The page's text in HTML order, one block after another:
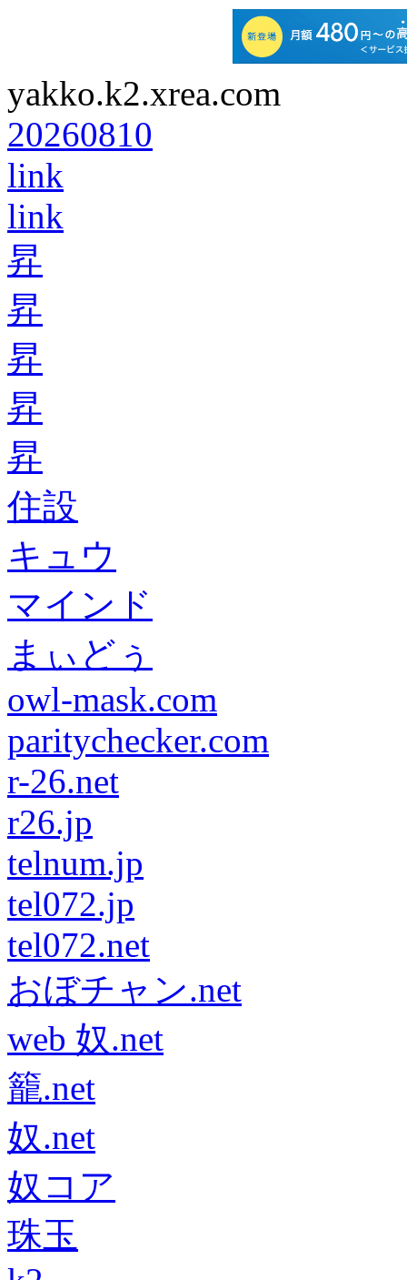
yakko.k2.xrea.com
20260810
link
link
昇
昇
昇
昇
昇
住設
キュウ
マインド
まぃどぅ
owl-mask.com
paritychecker.com
r-26.net
r26.jp
telnum.jp
tel072.jp
tel072.net
おぼチャン.net
web 奴.net
籠.net
奴.net
奴コア
珠玉